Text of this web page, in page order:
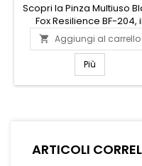
Scopri la Pinza Multiuso
Fox Resilience BF-204, il
compagno ideale per
avventura. Realizzata con
materiali di alta qualità,
questa pinza offre
robustezza e affidabilità
perfetta per affrontare
 Aggiungi al carrello
Più
ARTICOLI